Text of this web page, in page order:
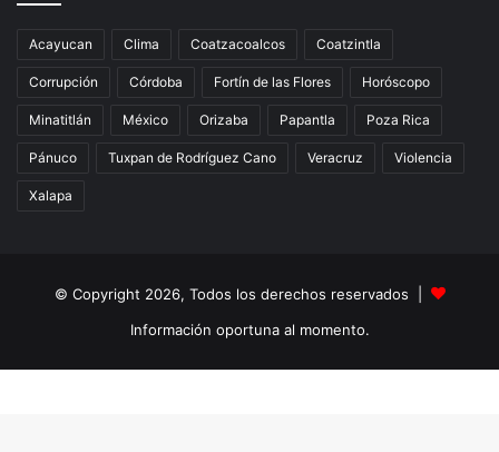
Acayucan Clima Coatzacoalcos Coatzintla
Corrupción Córdoba Fortín de las Flores Horóscopo
Minatitlán México Orizaba Papantla Poza Rica
Pánuco Tuxpan de Rodríguez Cano Veracruz Violencia
Xalapa
© Copyright 2026, Todos los derechos reservados |
Información oportuna al momento.